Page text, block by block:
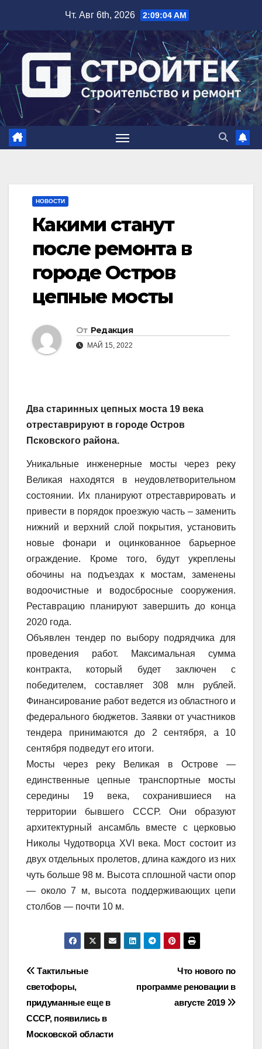
содержимому
Чт. Авг 6th, 2026 2:09:05 AM
НОВОСТИ
Какими станут
после ремонта в
городе Остров
цепные мосты
От Редакция
МАЙ 15, 2022
Два старинных цепных моста 19 века
отреставрируют в городе Остров
Псковского района.
Уникальные инженерные мосты через реку
Великая находятся в неудовлетворительном
состоянии. Их планируют отреставрировать и
привести в порядок проезжую часть – заменить
нижний и верхний слой покрытия, установить
новые фонари и оцинкованное барьерное
ограждение. Кроме того, будут укреплены
обочины на подъездах к мостам, заменены
водоочистные и водосбросные сооружения.
Реставрацию планируют завершить до конца
2020 года.
Объявлен тендер по выбору подрядчика для
проведения работ. Максимальная сумма
контракта, который будет заключен с
победителем, составляет 308 млн рублей.
Финансирование работ ведется из областного и
федерального бюджетов. Заявки от участников
тендера принимаются до 2 сентября, а 10
сентября подведут его итоги.
Мосты через реку Великая в Острове —
единственные цепные транспортные мосты
середины 19 века, сохранившиеся на
территории бывшего СССР. Они образуют
архитектурный ансамбль вместе с церковью
Николы Чудотворца XVI века. Мост состоит из
двух отдельных пролетов, длина каждого из них
чуть больше 98 м. Высота сплошной части опор
— около 7 м, высота поддерживающих цепи
столбов — почти 10 м.
Навигация
по
записям
Что нового по
программе реновации в
августе 2019
Тактильные
светофоры,
придуманные еще в
СССР, появились в
Московской области